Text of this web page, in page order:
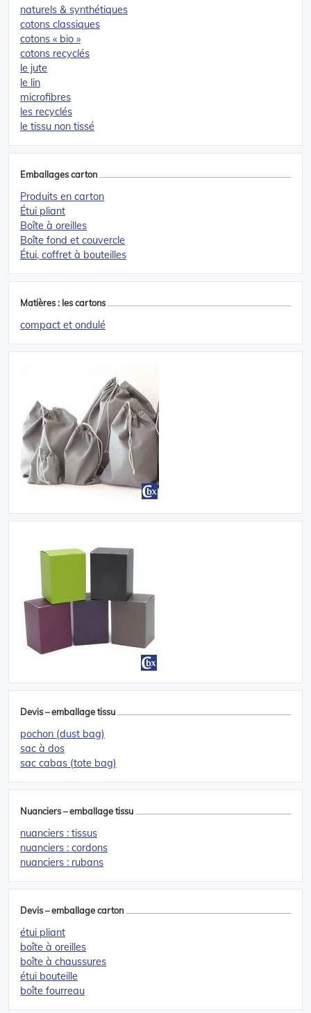
naturels & synthétiques
cotons classiques
cotons « bio »
cotons recyclés
le jute
le lin
microfibres
les recyclés
le tissu non tissé
Emballages carton
Produits en carton
Étui pliant
Boîte à oreilles
Boîte fond et couvercle
Étui, coffret à bouteilles
Matières : les cartons
compact et ondulé
Devis – emballage tissu
pochon (dust bag)
sac à dos
sac cabas (tote bag)
Nuanciers – emballage tissu
nuanciers : tissus
nuanciers : cordons
nuanciers : rubans
Devis – emballage carton
étui pliant
boîte à oreilles
boîte à chaussures
étui bouteille
boîte fourreau